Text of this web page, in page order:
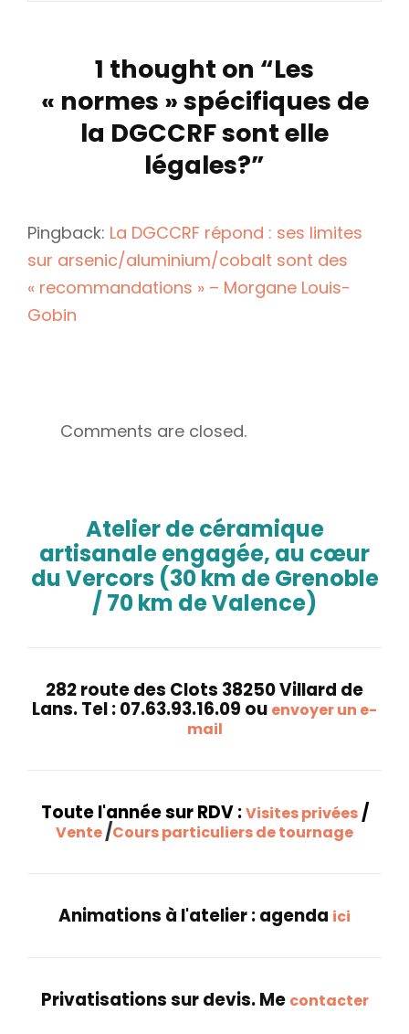
1 thought on “Les
« normes » spécifiques de
la DGCCRF sont elle
légales?”
Pingback: La DGCCRF répond : ses limites
sur arsenic/aluminium/cobalt sont des
« recommandations » – Morgane Louis-
Gobin
Comments are closed.
Atelier de céramique
artisanale engagée, au cœur
du Vercors (30 km de Grenoble
/ 70 km de Valence)
282 route des Clots 38250 Villard de
Lans. Tel : 07.63.93.16.09 ou envoyer un e-
mail
Toute l'année sur RDV :Visites privées/
Vente/Cours particuliers de tournage
Animations à l'atelier : agenda ici
Privatisations sur devis. Me contacter